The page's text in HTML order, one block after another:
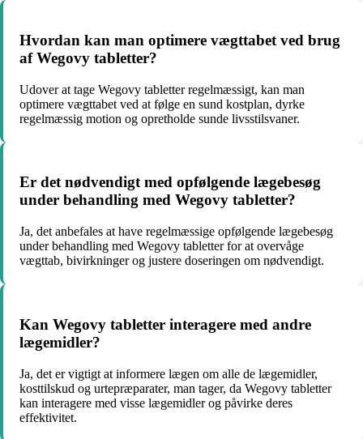
Hvordan kan man optimere vægttabet ved brug
af Wegovy tabletter?
Udover at tage Wegovy tabletter regelmæssigt, kan man
optimere vægttabet ved at følge en sund kostplan, dyrke
regelmæssig motion og opretholde sunde livsstilsvaner.
Er det nødvendigt med opfølgende lægebesøg
under behandling med Wegovy tabletter?
Ja, det anbefales at have regelmæssige opfølgende lægebesøg
under behandling med Wegovy tabletter for at overvåge
vægttab, bivirkninger og justere doseringen om nødvendigt.
Kan Wegovy tabletter interagere med andre
lægemidler?
Ja, det er vigtigt at informere lægen om alle de lægemidler,
kosttilskud og urtepræparater, man tager, da Wegovy tabletter
kan interagere med visse lægemidler og påvirke deres
effektivitet.